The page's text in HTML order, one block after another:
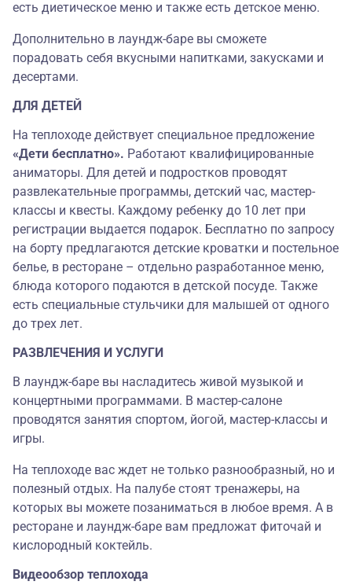
есть диетическое меню и также есть детское меню.
Дополнительно в лаундж-баре вы сможете
порадовать себя вкусными напитками, закусками и
десертами.
ДЛЯ ДЕТЕЙ
На теплоходе действует специальное предложение
«Дети бесплатно». Работают квалифицированные
аниматоры. Для детей и подростков проводят
развлекательные программы, детский час, мастер-
классы и квесты. Каждому ребенку до 10 лет при
регистрации выдается подарок. Бесплатно по запросу
на борту предлагаются детские кроватки и постельное
белье, в ресторане – отдельно разработанное меню,
блюда которого подаются в детской посуде. Также
есть специальные стульчики для малышей от одного
до трех лет.
РАЗВЛЕЧЕНИЯ И УСЛУГИ
В лаундж-баре вы насладитесь живой музыкой и
концертными программами. В мастер-салоне
проводятся занятия спортом, йогой, мастер-классы и
игры.
На теплоходе вас ждет не только разнообразный, но и
полезный отдых. На палубе стоят тренажеры, на
которых вы можете позаниматься в любое время. А в
ресторане и лаундж-баре вам предложат фиточай и
кислородный коктейль.
Видеообзор теплохода